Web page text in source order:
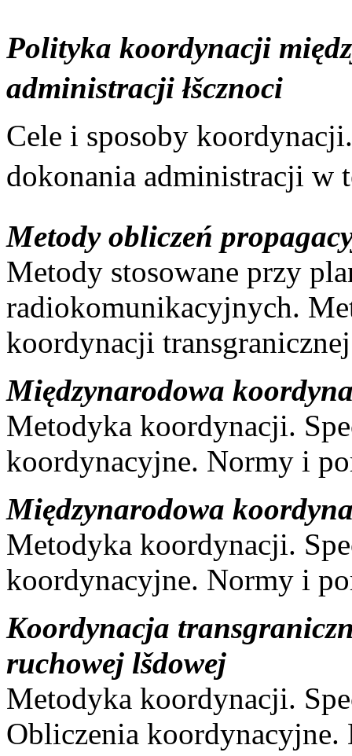
Polityka koordynacji
administracji łšcznoci
Cele i sposoby
dokonania administracji w
Metody obliczeń
Metody stosowane przy
radiokomunikacyjnych.
koordynacji
Międzynarodowa
Metodyka koordynacji.
koordynacyjne. Normy i
Międzynarodowa
Metodyka koordynacji.
koordynacyjne. Normy i
Koordynacja
ruchowej lšdowej
Metodyka koordynacji.
Obliczenia